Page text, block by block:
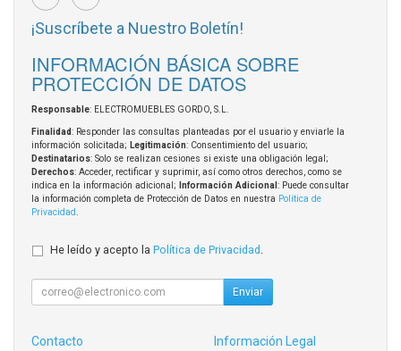
¡Suscríbete a Nuestro Boletín!
INFORMACIÓN BÁSICA SOBRE
PROTECCIÓN DE DATOS
Responsable: ELECTROMUEBLES GORDO, S.L.
Finalidad: Responder las consultas planteadas por el usuario y enviarle la
información solicitada; Legitimación: Consentimiento del usuario;
Destinatarios: Solo se realizan cesiones si existe una obligación legal;
Derechos: Acceder, rectificar y suprimir, así como otros derechos, como se
indica en la información adicional;
Información Adicional : Puede consultar
la información completa de Protección de Datos en nuestra Política de
Privacidad
He leído y acepto la Política de Privacidad
Enviar
Contacto
Información Legal